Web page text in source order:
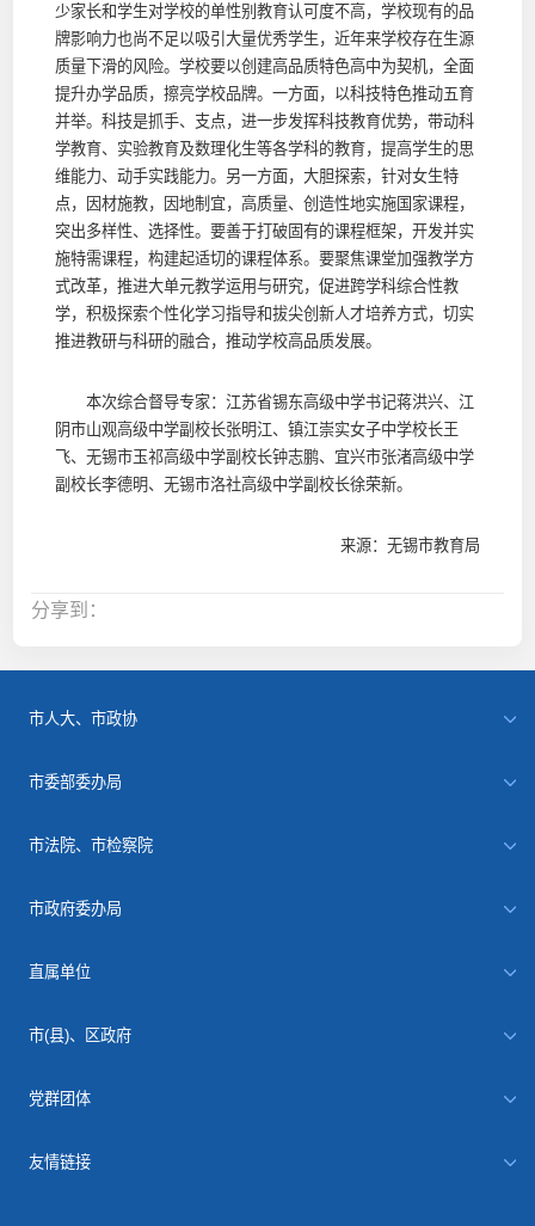
少家长和学生对学校的单性别教育认可度不高，学校现有的品
牌影响力也尚不足以吸引大量优秀学生，近年来学校存在生源
质量下滑的风险。学校要以创建高品质特色高中为契机，全面
提升办学品质，擦亮学校品牌。一方面，以科技特色推动五育
并举。科技是抓手、支点，进一步发挥科技教育优势，带动科
学教育、实验教育及数理化生等各学科的教育，提高学生的思
维能力、动手实践能力。另一方面，大胆探索，针对女生特
点，因材施教，因地制宜，高质量、创造性地实施国家课程，
突出多样性、选择性。要善于打破固有的课程框架，开发并实
施特需课程，构建起适切的课程体系。要聚焦课堂加强教学方
式改革，推进大单元教学运用与研究，促进跨学科综合性教
学，积极探索个性化学习指导和拔尖创新人才培养方式，切实
推进教研与科研的融合，推动学校高品质发展。
本次综合督导专家：江苏省锡东高级中学书记蒋洪兴、江
阴市山观高级中学副校长张明江、镇江崇实女子中学校长王
飞、无锡市玉祁高级中学副校长钟志鹏、宜兴市张渚高级中学
副校长李德明、无锡市洛社高级中学副校长徐荣新。
来源：无锡市教育局
分享到：
市人大、市政协
市委部委办局
市法院、市检察院
市政府委办局
直属单位
市(县)、区政府
党群团体
友情链接